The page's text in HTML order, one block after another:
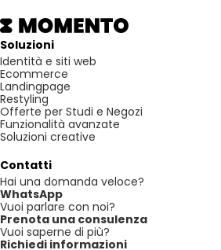
Soluzioni
Identità e siti web
Ecommerce
Landingpage
Restyling
Offerte per Studi e Negozi
Funzionalità avanzate
Soluzioni creative
Contatti
Hai una domanda veloce?
WhatsApp
Vuoi parlare con noi?
Prenota una consulenza
Vuoi saperne di più?
Richiedi informazioni